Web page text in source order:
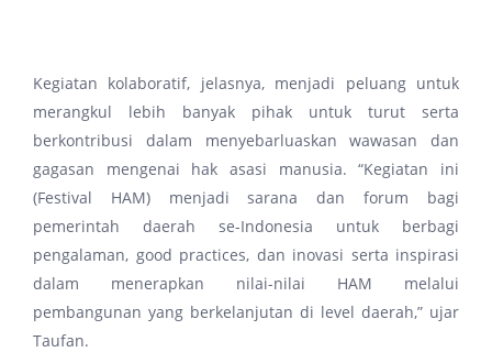
Kegiatan kolaboratif, jelasnya, menjadi peluang untuk
merangkul lebih banyak pihak untuk turut serta
berkontribusi dalam menyebarluaskan wawasan dan
gagasan mengenai hak asasi manusia. “Kegiatan ini
(Festival HAM) menjadi sarana dan forum bagi
pemerintah daerah se-Indonesia untuk berbagi
pengalaman, good practices, dan inovasi serta inspirasi
dalam menerapkan nilai-nilai HAM melalui
pembangunan yang berkelanjutan di level daerah,” ujar
Taufan.